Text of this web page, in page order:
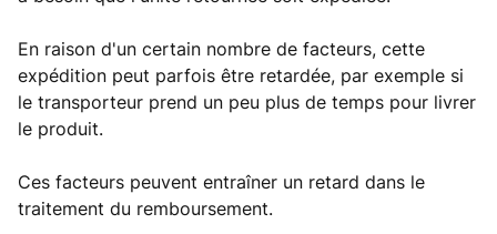
En raison d'un certain nombre de facteurs, cette
expédition peut parfois être retardée, par exemple si
le transporteur prend un peu plus de temps pour livrer
le produit.
Ces facteurs peuvent entraîner un retard dans le
traitement du remboursement.